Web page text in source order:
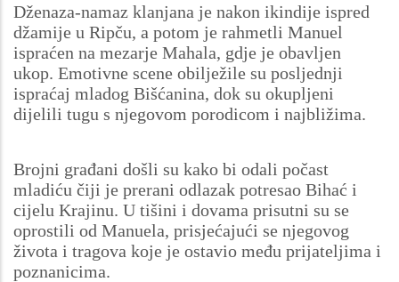
Dženaza-namaz klanjana je nakon ikindije ispred
džamije u Ripču, a potom je rahmetli Manuel
ispraćen na mezarje Mahala, gdje je obavljen
ukop. Emotivne scene obilježile su posljednji
ispraćaj mladog Bišćanina, dok su okupljeni
dijelili tugu s njegovom porodicom i najbližima.
Brojni građani došli su kako bi odali počast
mladiću čiji je prerani odlazak potresao Bihać i
cijelu Krajinu. U tišini i dovama prisutni su se
oprostili od Manuela, prisjećajući se njegovog
života i tragova koje je ostavio među prijateljima i
poznanicima.